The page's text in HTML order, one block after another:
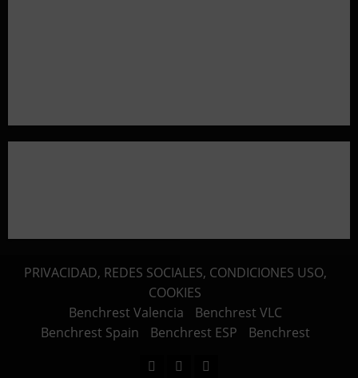
PRIVACIDAD, REDES SOCIALES, CONDICIONES USO,
COOKIES
Benchrest Valencia
Benchrest VLC
Benchrest Spain
Benchrest ESP Benchrest
FacebookInstagramYoutube